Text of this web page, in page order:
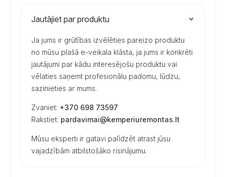
Jautājiet par produktu
Ja jums ir grūtības izvēlēties pareizo produktu
no mūsu plašā e-veikala klāsta, ja jums ir konkrēti
jautājumi par kādu interesējošu produktu vai
vēlaties saņemt profesionālu padomu, lūdzu,
sazinieties ar mums.
Zvaniet: +370 698 73597
Rakstiet: pardavimai@kemperiuremontas.lt
Mūsu eksperti ir gatavi palīdzēt atrast jūsu
vajadzībām atbilstošāko risinājumu.